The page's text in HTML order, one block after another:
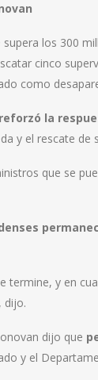
los 300
cinco
como
la
y el rescate de
que se
termine, y en
dijo.
dijo que
y el